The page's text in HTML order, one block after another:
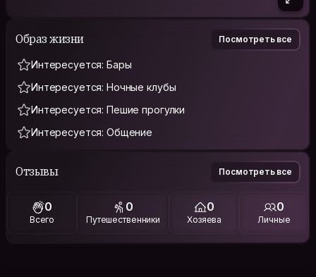
Образ жизни Посмотреть все
Интересуется: Бары
Интересуется: Ночные клубы
Интересуется: Пешие прогулки
Интересуется: Общение
Отзывы Посмотреть все
0
Всего
0
Путешественники
0
Хозяева
0
Личные